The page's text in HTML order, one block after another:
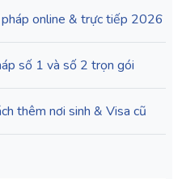
online & trực tiếp 2026
số 1 và số 2 trọn gói
thêm nơi sinh & Visa cũ